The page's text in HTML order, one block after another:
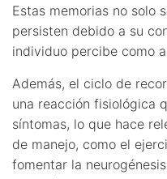
Estas memorias no solo
persisten debido a su
individuo percibe como
Además, el ciclo de
una reacción fisiológica
síntomas, lo que hace
de manejo, como el
fomentar la